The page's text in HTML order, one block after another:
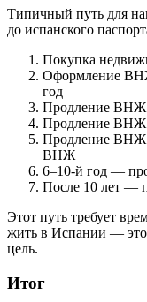
Типичный путь для
до испанского
Покупка
Оформление
год
Продление
Продление
Продление ВНЖ
ВНЖ
6–10-й год —
После 10 лет —
Этот путь требует
жить в Испании — это
цель.
Итог